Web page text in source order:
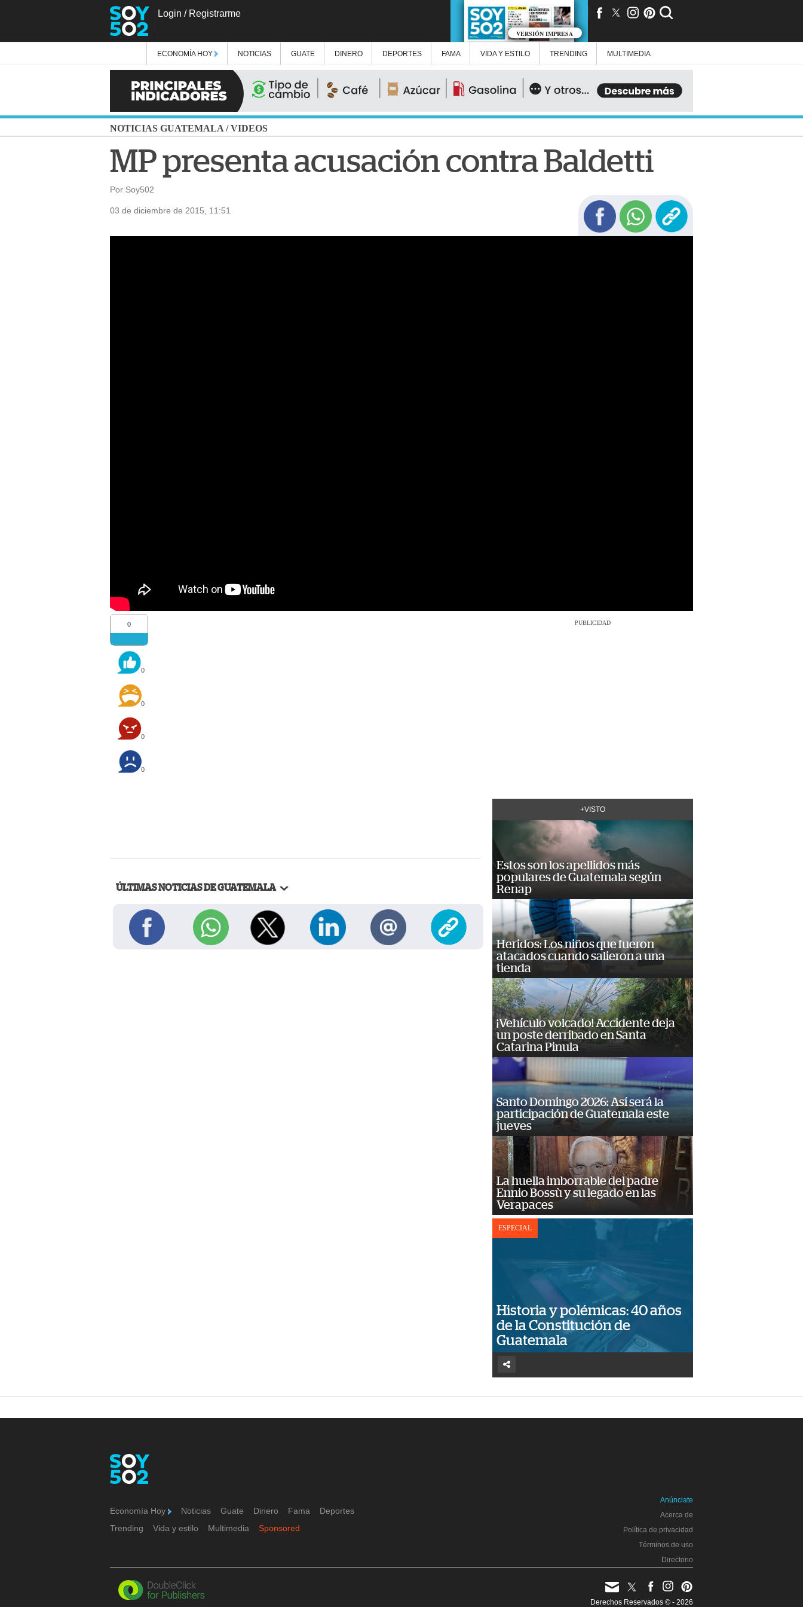
Login / Registrarme
VERSIÓN IMPRESA
ECONOMÍA HOY NOTICIAS GUATE DINERO DEPORTES FAMA VIDA Y ESTILO TRENDING MULTIMEDIA
NOTICIAS GUATEMALA /VIDEOS
MP presenta acusación contra Baldetti
Por Soy502
03 de diciembre de 2015, 11:51
0
0
0
0
0
ÚLTIMAS NOTICIAS DE GUATEMALA
PUBLICIDAD
+VISTO
Estos son los apellidos más
populares de Guatemala según
Renap
Heridos: Los niños que fueron
atacados cuando salieron a una
tienda
¡Vehículo volcado! Accidente deja
un poste derribado en Santa
Catarina Pinula
Santo Domingo 2026: Así será la
participación de Guatemala este
jueves
La huella imborrable del padre
Ennio Bossù y su legado en las
Verapaces
ESPECIAL
Historia y polémicas: 40 años
de la Constitución de
Guatemala
Economía Hoy Noticias Guate Dinero Fama
Deportes
Trending
Vida y estilo Multimedia Sponsored
Anúnciate
Acerca de
Política de privacidad
Términos de uso
Directorio
Derechos Reservados © - 2026